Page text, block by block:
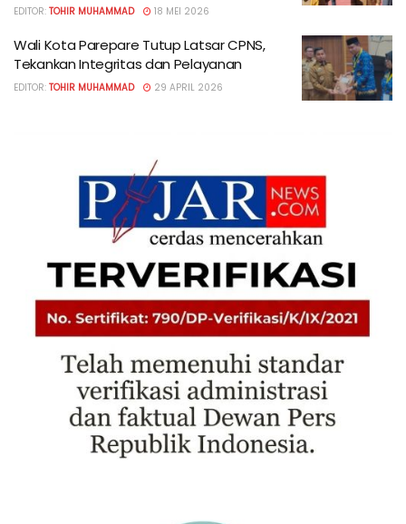
EDITOR: TOHIR MUHAMMAD 18 MEI 2026
Wali Kota Parepare Tutup Latsar CPNS,
Tekankan Integritas dan Pelayanan
EDITOR: TOHIR MUHAMMAD 29 APRIL 2026